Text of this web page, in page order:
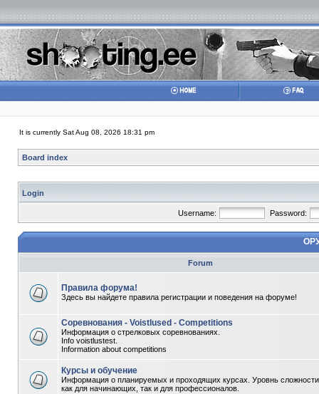
It is currently Sat Aug 08, 2026 18:31 pm
Board index
Login
Username: Password:
Forum
Правила форума!
Здесь вы найдете правила регистрации и поведения на форуме!
Соревнования - Voistlused - Competitions
Информация о стрелковых соревнованиях.
Info voistlustest.
Information about competitions
Курсы и обучение
Информация о планируемых и проходящих курсах. Уровнь
как для начинающих, так и для профессионалов.